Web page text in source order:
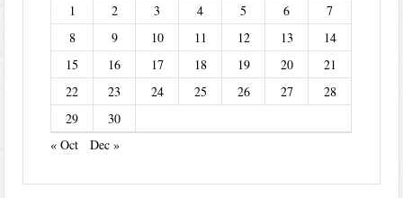
1 2 3 4 5 6
7
8
9 10 11 12 13
14
15
16 17 18 19 20
21
22
23 24 25 26 27
28
29
30
« Oct
Dec »